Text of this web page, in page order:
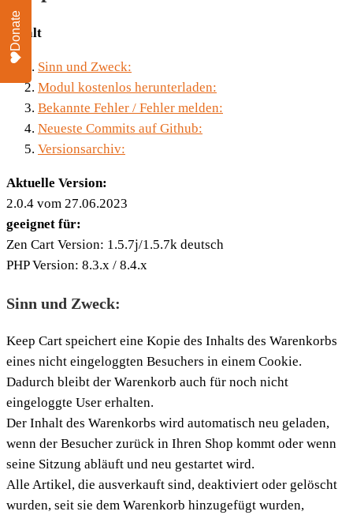
Inhalt
Sinn und Zweck:
Modul kostenlos herunterladen:
Bekannte Fehler / Fehler melden:
Neueste Commits auf Github:
Versionsarchiv:
Aktuelle Version:
2.0.4 vom 27.06.2023
geeignet für:
Zen Cart Version: 1.5.7j/1.5.7k deutsch
PHP Version: 8.3.x / 8.4.x
Sinn und Zweck:
Keep Cart speichert eine Kopie des Inhalts des Warenkorbs
eines nicht eingeloggten Besuchers in einem Cookie.
Dadurch bleibt der Warenkorb auch für noch nicht
eingeloggte User erhalten.
Der Inhalt des Warenkorbs wird automatisch neu geladen,
wenn der Besucher zurück in Ihren Shop kommt oder wenn
seine Sitzung abläuft und neu gestartet wird.
Alle Artikel, die ausverkauft sind, deaktiviert oder gelöscht
wurden, seit sie dem Warenkorb hinzugefügt wurden,
Donate